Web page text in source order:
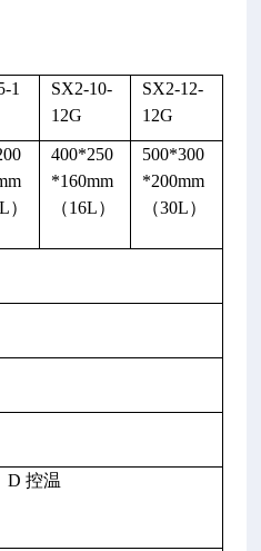
1
SX2-10-
12G
SX2-12-
12G
）
400*250
*160mm
（16L）
500*300
*200mm
（30L）
D 控温